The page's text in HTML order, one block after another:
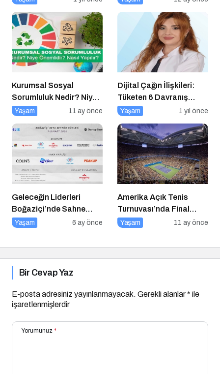
Kurumsal Sosyal
Sorumluluk Nedir? Niye
Önemlidir? Kurumsal
Yapılır?
Yaşam 11 ay önce
Dijital Çağın İlişkileri:
Tüketen 6 Davranış
Biçimi
Yaşam 1 yıl önce
Geleceğin Liderleri
Boğaziçi’nde Sahne
Alıyor
Yaşam 6 ay önce
Amerika Açık Tenis
Turnuvası’nda Final
Heyecanı Eurosport’ta!
Yaşam 11 ay önce
Bir Cevap Yaz
E-posta adresiniz yayınlanmayacak. Gerekli alanlar* ile
işaretlenmişlerdir
Yorumunuz *